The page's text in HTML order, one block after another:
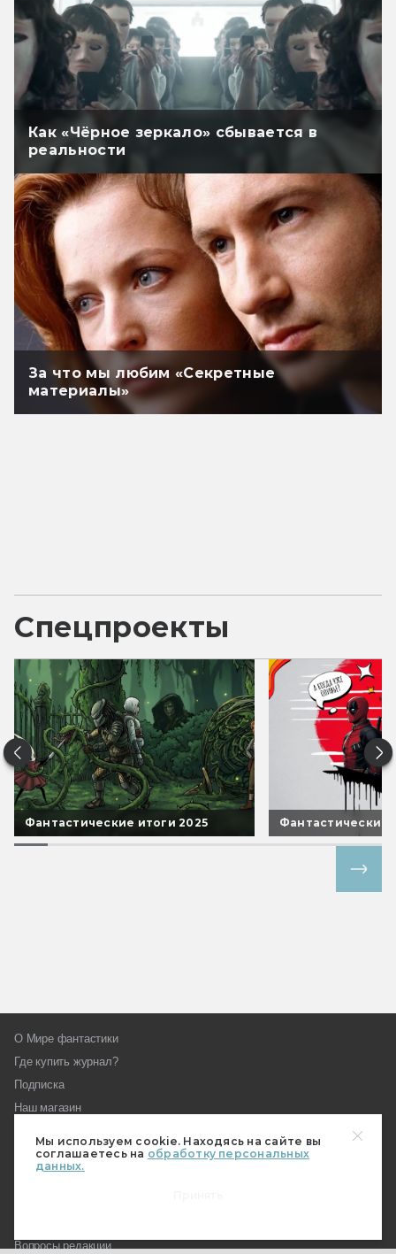
Мы используем cookie. Находясь на сайте вы
соглашаетесь на обработку персональных
данных.
Как «Чёрное зеркало» сбывается в
реальности
За что мы любим «Секретные
материалы»
Спецпроекты
Фантастические итоги 2025 Фантастические
О Мире фантастики
Где купить журнал?
Подписка
Наш магазин
Контакты и редакция
Вопросы редакции